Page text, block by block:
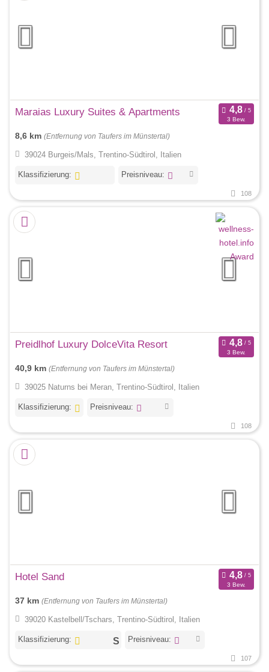
Maraias Luxury Suites & Apartments
3 Bew.
8,6 km (Entfernung von Taufers im Münstertal)
39024 Burgeis/Mals, Trentino-Südtirol, Italien
Klassifizierung: Preisniveau:
108
Preidlhof Luxury DolceVita Resort
3 Bew.
40,9 km (Entfernung von Taufers im Münstertal)
39025 Naturns bei Meran, Trentino-Südtirol, Italien
Klassifizierung: Preisniveau:
108
Hotel Sand
3 Bew.
37 km (Entfernung von Taufers im Münstertal)
39020 Kastelbell/Tschars, Trentino-Südtirol, Italien
Klassifizierung: Preisniveau:
107